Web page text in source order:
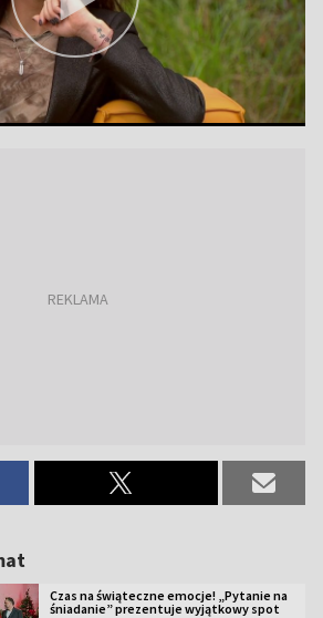
Czas na świąteczne emocje! „Pytanie na
śniadanie” prezentuje wyjątkowy spot